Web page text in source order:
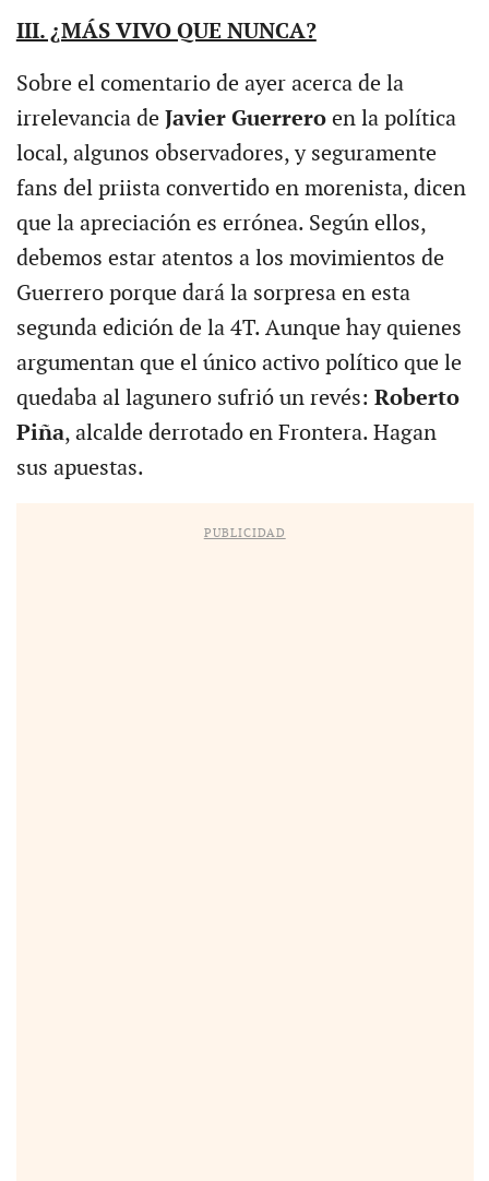
III. ¿MÁS VIVO QUE NUNCA?
Sobre el comentario de ayer acerca de la
irrelevancia de Javier Guerrero en la política
local, algunos observadores, y seguramente
fans del priista convertido en morenista, dicen
que la apreciación es errónea. Según ellos,
debemos estar atentos a los movimientos de
Guerrero porque dará la sorpresa en esta
segunda edición de la 4T. Aunque hay quienes
argumentan que el único activo político que le
quedaba al lagunero sufrió un revés: Roberto
Piña, alcalde derrotado en Frontera. Hagan
sus apuestas.
PUBLICIDAD